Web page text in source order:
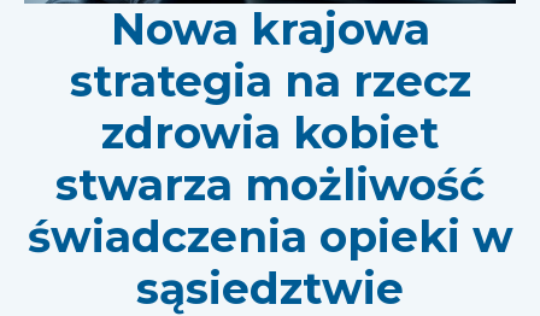
Nowa krajowa
strategia na rzecz
zdrowia kobiet
stwarza możliwość
świadczenia opieki w
sąsiedztwie